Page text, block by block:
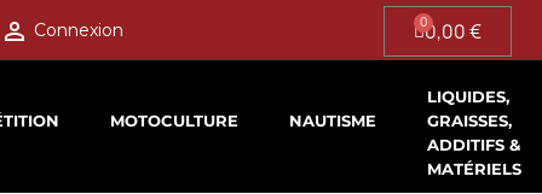
 Connexion 0,00 €
MOTOCULTURE NAUTISME
LIQUIDES,
GRAISSES,
ADDITIFS &
MATÉRIELS